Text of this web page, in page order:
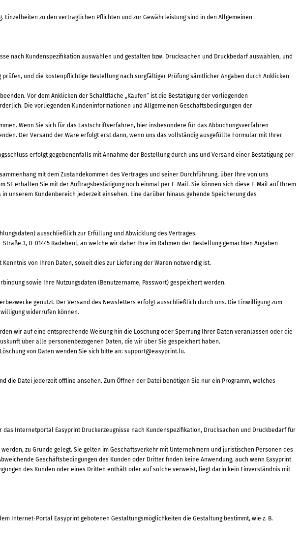
zu den vertraglichen Pflichten und zur Gewährleistung sind in den Allgemeinen
nach Kundenspezifikation auswählen und gestalten bzw. Drucksachen und Druckbedarf auswählen, und
und die kostenpflichtige Bestellung nach sorgfältiger Prüfung sämtlicher Angaben durch Anklicken
Vor dem Anklicken der Schaltfläche „Kaufen“ ist die Bestätigung der vorliegenden
Die vorliegenden Kundeninformationen und Allgemeinen Geschäftsbedingungen der
Wenn Sie sich für das Lastschriftverfahren, hier insbesondere für das Abbuchungsverfahren
Der Versand der Ware erfolgt erst dann, wenn uns das vollständig ausgefüllte Formular mit Ihrer
erfolgt gegebenenfalls mit Annahme der Bestellung durch uns und Versand einer Bestätigung per
mit dem Zustandekommen des Vertrages und seiner Durchführung, über Ihre von uns
erhalten Sie mit der Auftragsbestätigung noch einmal per E-Mail. Sie können sich diese E-Mail auf Ihrem
unserem Kundenbereich jederzeit einsehen. Eine darüber hinaus gehende Speicherung des
ausschließlich zur Erfüllung und Abwicklung des Vertrages.
3, D-01445 Radebeul, an welche wir daher Ihre im Rahmen der Bestellung gemachten Angaben
von Ihren Daten, soweit dies zur Lieferung der Waren notwendig ist.
sowie Ihre Nutzungsdaten (Benutzername, Passwort) gespeichert werden.
genutzt. Der Versand des Newsletters erfolgt ausschließlich durch uns. Die Einwilligung zum
widerrufen können.
wir auf eine entsprechende Weisung hin die Löschung oder Sperrung Ihrer Daten veranlassen oder die
über alle personenbezogenen Daten, die wir über Sie gespeichert haben.
von Daten wenden Sie sich bitte an: support@easyprint.lu.
Datei jederzeit offline ansehen. Zum Öffnen der Datei benötigen Sie nur ein Programm, welches
das Internetportal Easyprint Druckerzeugnisse nach Kundenspezifikation, Drucksachen und Druckbedarf für
zu Grunde gelegt. Sie gelten im Geschäftsverkehr mit Unternehmern und juristischen Personen des
Geschäftsbedingungen des Kunden oder Dritter finden keine Anwendung, auch wenn Easyprint
des Kunden oder eines Dritten enthält oder auf solche verweist, liegt darin kein Einverständnis mit
Internet-Portal Easyprint gebotenen Gestaltungsmöglichkeiten die Gestaltung bestimmt, wie z. B.